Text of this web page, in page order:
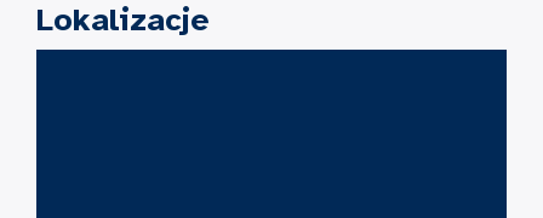
Lokalizacje